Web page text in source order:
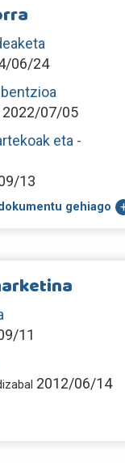
06/24
2022/07/05
eta -
13
gehiago
11
2012/06/14